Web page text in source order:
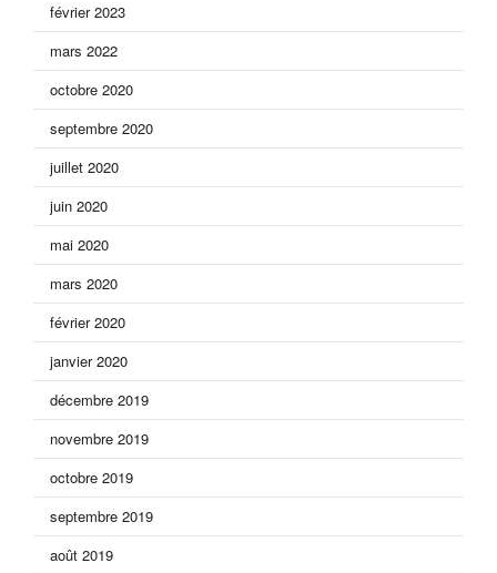
février 2023
mars 2022
octobre 2020
septembre 2020
juillet 2020
juin 2020
mai 2020
mars 2020
février 2020
janvier 2020
décembre 2019
novembre 2019
octobre 2019
septembre 2019
août 2019